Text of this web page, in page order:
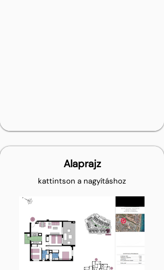
Alaprajz
kattintson a nagyításhoz